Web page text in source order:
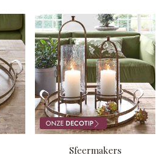
ONZEDECOTIP
Sfeermakers